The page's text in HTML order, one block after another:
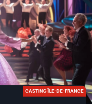
CASTING ÎLE-DE-FRANCE